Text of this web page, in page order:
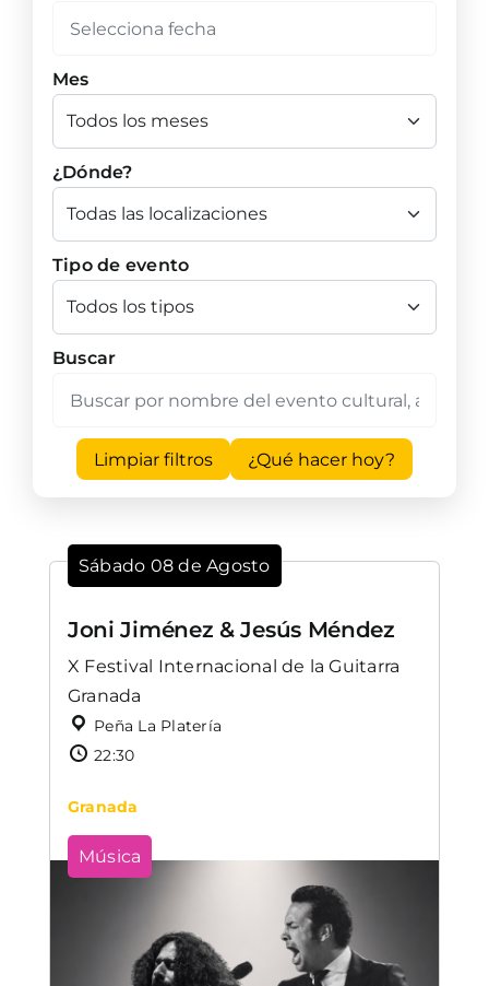
Mes
¿Dónde?
Tipo de evento
Buscar
Limpiar filtros ¿Qué hacer hoy?
Sábado 08 de Agosto
Joni Jiménez & Jesús Méndez
X Festival Internacional de la Guitarra
Granada
Peña La Platería
22:30
Granada
Música